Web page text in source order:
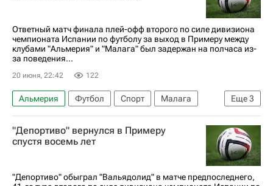
Ответный матч финала плей-офф второго по силе дивизиона
чемпионата Испании по футболу за выход в Примеру между
клубами "Альмерия" и "Малага" был задержан на полчаса из-
за поведения...
20 июня, 22:42 122
Еще3
Альмерия Футбол Спорт
Малага
Сегунда
Чемпионат Испании по футболу
Депортиво (Ла-Корунья)
"Депортиво" вернулся в Примеру
спустя восемь лет
"Депортиво" обыграл "Вальядолид" в матче предпоследнего,